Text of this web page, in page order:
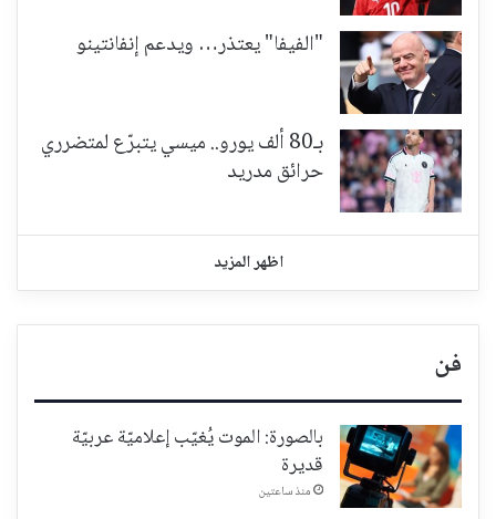
"الفيفا" يعتذر… ويدعم إنفانتينو
بـ80 ألف يورو.. ميسي يتبرّع لمتضرري
حرائق مدريد
اظهر المزيد
فن
بالصورة: الموت يُغيّب إعلاميّة عربيّة
قديرة
منذ ساعتين